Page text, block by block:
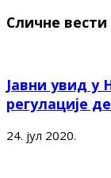
Сличне вести
Јавни увид у
регулације
24. јул 2020.